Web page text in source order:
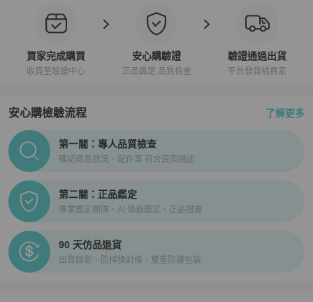
買家完成購買
收貨至驗證中心
安心購驗證
正品鑑定 品質檢查
驗證通過出貨
平台發貨給買家
安心購檢驗流程 了解更多
PopChill拍拍圈正品驗證、安心購檢驗流程介紹
第一關：專人品質檢查
確認商品狀況、配件等 符合頁面描述
第二關：正品鑑定
專業鑑定團隊、AI 儀器鑑定、正品證書
90 天仿品退貨
出貨錄影、防掉換封條、雙重防護包裝